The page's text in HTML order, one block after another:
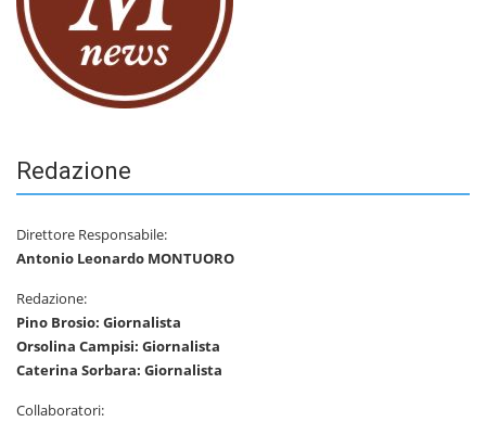
Redazione
Direttore Responsabile:
Antonio Leonardo MONTUORO
Redazione:
Pino Brosio: Giornalista
Orsolina Campisi: Giornalista
Caterina Sorbara: Giornalista
Collaboratori: